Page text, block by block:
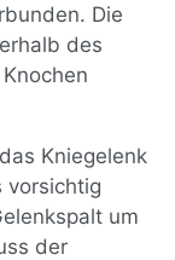
Die
des
Kniegelenk
vorsichtig
um
der